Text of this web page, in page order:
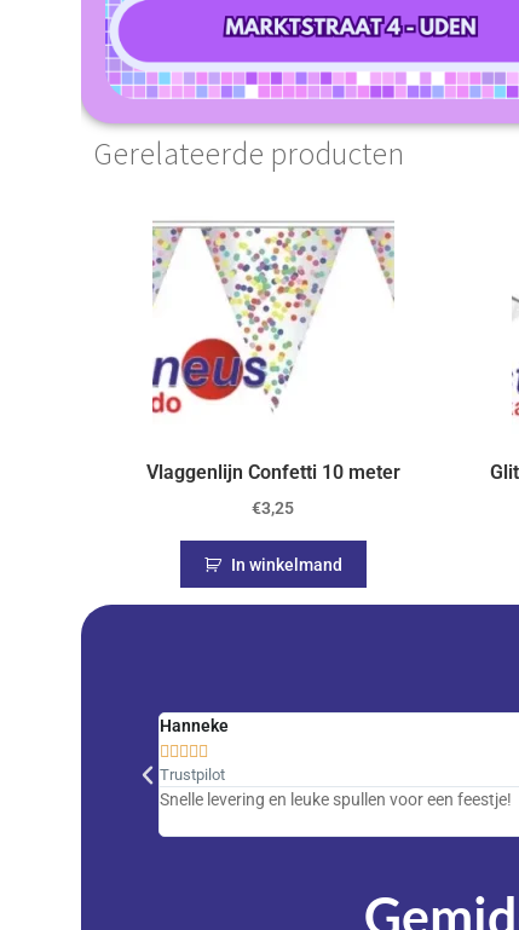
Gerelateerde producten
Vlaggenlijn Confetti 10 meter
€3,25
In winkelmand
Hanneke
    
Trustpilot
Snelle levering en leuke spullen voor een feestje!